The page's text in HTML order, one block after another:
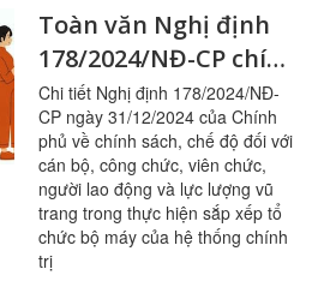
Toàn văn Nghị định
178/2024/NĐ-CP chính
sách với CBCCVC, lực
lượng vũ trang khi
sắp xếp bộ máy
Chi tiết Nghị định 178/2024/NĐ-
CP ngày 31/12/2024 của Chính
phủ về chính sách, chế độ đối với
cán bộ, công chức, viên chức,
người lao động và lực lượng vũ
trang trong thực hiện sắp xếp tổ
chức bộ máy của hệ thống chính
trị